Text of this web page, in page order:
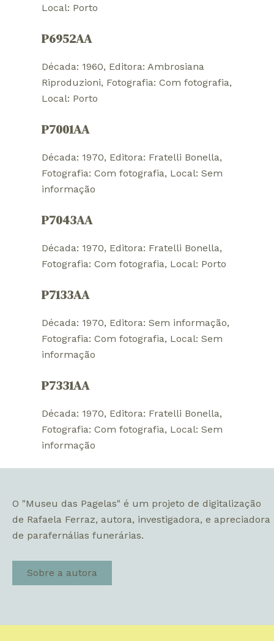
Local: Porto
P6952AA
Década: 1960, Editora: Ambrosiana
Riproduzioni, Fotografia: Com fotografia
Local: Porto
P7001AA
Década: 1970, Editora: Fratelli Bonella
Fotografia: Com fotografia, Local: Sem
informação
P7043AA
Década: 1970, Editora: Fratelli Bonella
Fotografia: Com fotografia, Local: Porto
P7133AA
Década: 1970, Editora: Sem informação
Fotografia: Com fotografia, Local: Sem
informação
P7331AA
Década: 1970, Editora: Fratelli Bonella
Fotografia: Com fotografia, Local: Sem
informação
O "Museu das Pagelas" é um projeto de digitalização
de Rafaela Ferraz, autora, investigadora, e apreciadora
de parafernálias funerárias.
Sobre a autora